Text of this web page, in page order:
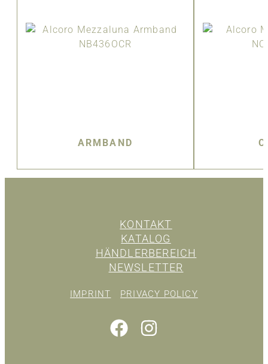
ARMBAND
KONTAKT
KATALOG
HÄNDLERBEREICH
NEWSLETTER
IMPRINT PRIVACY POLICY